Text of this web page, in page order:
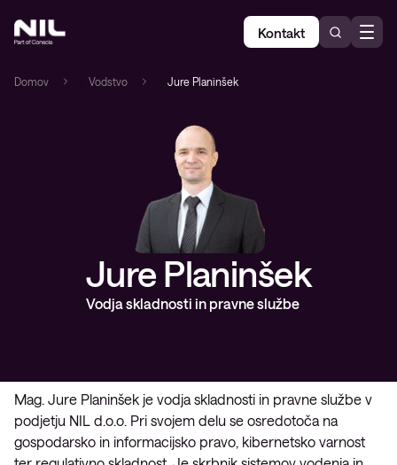
Kontakt
Domov Vodstvo Jure Planinšek
Jure Planinšek
Vodja skladnosti in pravne službe
Mag. Jure Planinšek je vodja skladnosti in pravne službe v
podjetju NIL d.o.o. Pri svojem delu se osredotoča na
gospodarsko in informacijsko pravo, kibernetsko varnost